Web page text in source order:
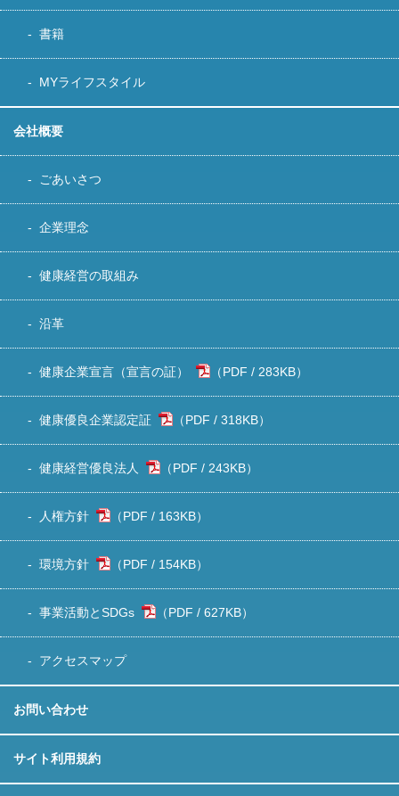
書籍
MYライフスタイル
会社概要
ごあいさつ
企業理念
健康経営の取組み
沿革
健康企業宣言（宣言の証） 283KB）
健康優良企業認定証 318KB）
健康経営優良法人 243KB）
人権方針 163KB）
環境方針 154KB）
事業活動とSDGs 627KB）
アクセスマップ
お問い合わせ
サイト利用規約